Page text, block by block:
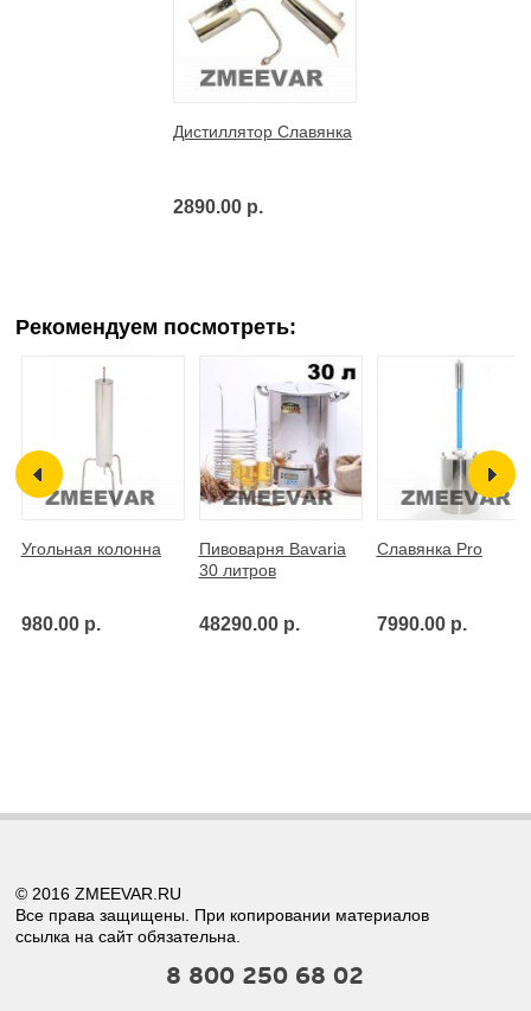
Дистиллятор Славянка
2890.00 р.
Рекомендуем посмотреть:
Угольная колонна
980.00 р.
Пивоварня Bavaria
30 литров
48290.00 р.
Славянка Pro
7990.00 р.
© 2016 ZMEEVAR.RU
Все права защищены. При копировании материалов
ссылка на сайт обязательна.
8 800 250 68 02